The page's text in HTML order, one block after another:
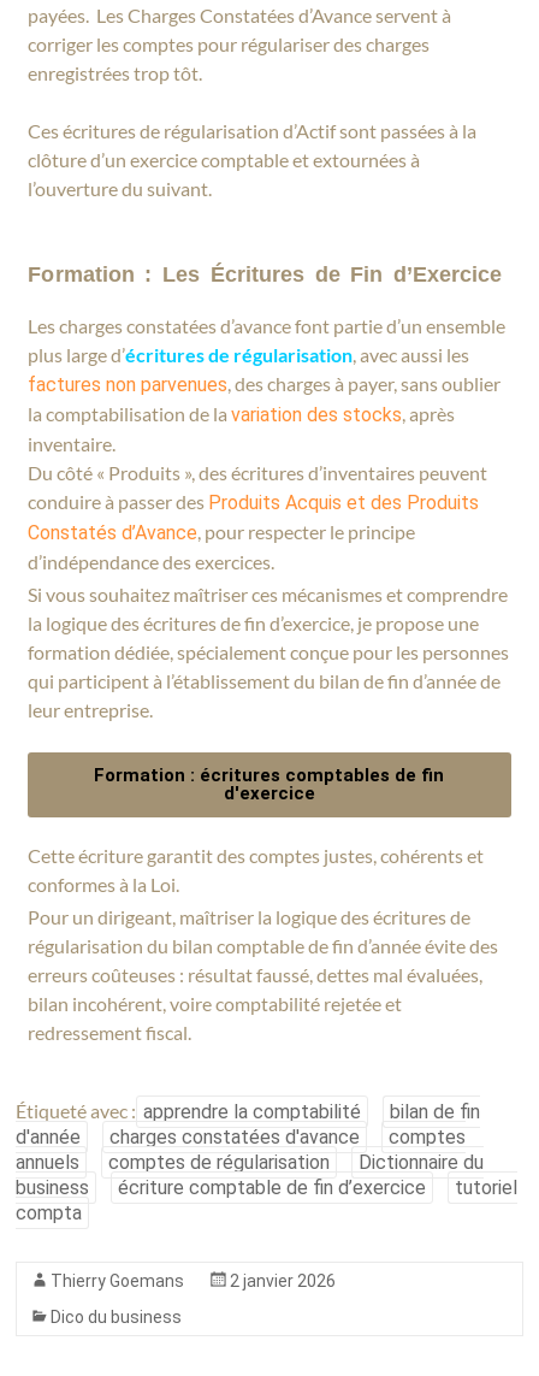
payées. Les Charges Constatées d’Avance servent à
corriger les comptes pour régulariser des charges
enregistrées trop tôt.
Ces écritures de régularisation d’Actif sont passées à la
clôture d’un exercice comptable et extournées à
l’ouverture du suivant.
Formation : Les Écritures de Fin d’Exercice
Les charges constatées d’avance font partie d’un ensemble
plus large d’écritures de régularisation , avec aussi les
factures non parvenues , des charges à payer, sans oublier
la comptabilisation de lavariation des stocks , après
inventaire.
Du côté « Produits », des écritures d’inventaires peuvent
conduire à passer des Produits Acquis et des Produits
Constatés d’Avance , pour respecter le principe
d’indépendance des exercices.
Si vous souhaitez maîtriser ces mécanismes et comprendre
la logique des écritures de fin d’exercice, je propose une
formation dédiée, spécialement conçue pour les personnes
qui participent à l’établissement du bilan de fin d’année de
leur entreprise.
Formation : écritures comptables de fin
d'exercice
Cette écriture garantit des comptes justes, cohérents et
conformes à la Loi.
Pour un dirigeant, maîtriser la logique des écritures de
régularisation du bilan comptable de fin d’année évite des
erreurs coûteuses : résultat faussé, dettes mal évaluées,
bilan incohérent, voire comptabilité rejetée et
redressement fiscal.
Étiqueté avec : apprendre la comptabilité
bilan de fin
d'année
charges constatées d'avance
comptes
annuels
comptes de régularisation
Dictionnaire du
business
écriture comptable de fin d’exercice
tutoriel
compta
Thierry Goemans
2 janvier 2026
Dico du business